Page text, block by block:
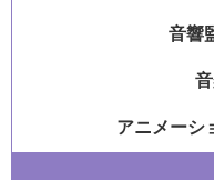
音響
アニメーシ